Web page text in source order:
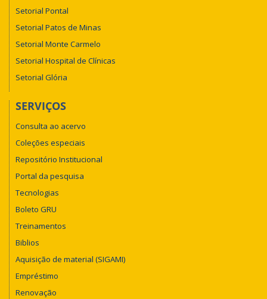
Setorial Pontal
Setorial Patos de Minas
Setorial Monte Carmelo
Setorial Hospital de Clínicas
Setorial Glória
SERVIÇOS
Consulta ao acervo
Coleções especiais
Repositório Institucional
Portal da pesquisa
Tecnologias
Boleto GRU
Treinamentos
Biblios
Aquisição de material (SIGAMI)
Empréstimo
Renovação